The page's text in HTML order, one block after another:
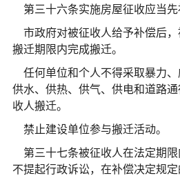
第三十六条实施房屋征收应当先
市政府对被征收人给予补偿后
搬迁期限内完成搬迁。
任何单位和个人不得采取暴力
供水、供热、供气、供电和道路
收人搬迁。
禁止建设单位参与搬迁活动。
第三十七条被征收人在法定期
不提起行政诉讼，在补偿决定规定